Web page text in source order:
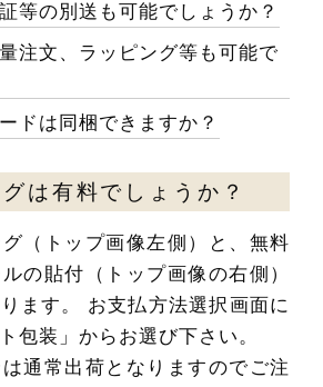
等の別送も可能でしょうか？
注文、ラッピング等も可能で
ドは同梱できますか？
は有料でしょうか？
（トップ画像左側）と、無料
の貼付（トップ画像の右側）
ます。 お支払方法選択画面に
包装」からお選び下さい。
通常出荷となりますのでご注